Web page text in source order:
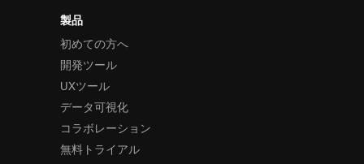
製品
初めての方へ
開発ツール
UXツール
データ可視化
コラボレーション
無料トライアル